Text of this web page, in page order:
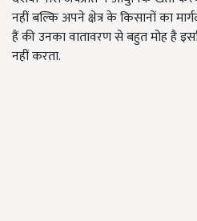
नहीं बल्कि अपने क्षेत्र के किसानों का
हैं की उनका वातावरण से बहुत मोह है
नहीं करता.